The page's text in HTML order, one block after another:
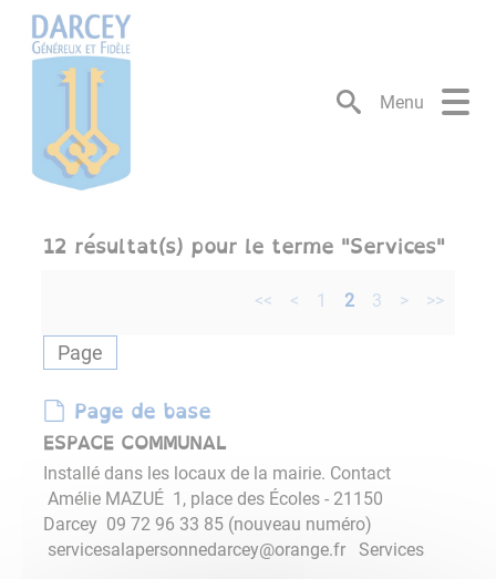
Lien
d'accès
rapide
Lien
d'accès
rapide
principal
Lien
d'accès
rapide
recherche
Lien
d'accès
rapide
page
Menu
12 résultat(s) pour le terme "Services"
<< < 1 2 3 > >>
Page
Page de base
ESPACE COMMUNAL
Installé dans les locaux de la mairie. Contact
Amélie MAZUÉ 1, place des Écoles - 21150
Darcey 09 72 96 33 85 (nouveau numéro)
servicesalapersonnedarcey@orange.fr Services
Panneau de gestion des cookies